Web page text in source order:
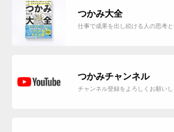
つかみ大全
仕事で成果を出し続ける人の思考
つかみチャンネル
チャンネル登録をよろしくお願いし